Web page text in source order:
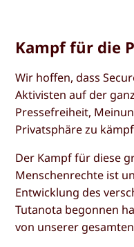
Kampf für die
Wir hoffen, dass
Aktivisten auf der
Pressefreiheit,
Privatsphäre zu
Der Kampf für diese
Menschenrechte ist
Entwicklung des
Tutanota begonnen
von unserer